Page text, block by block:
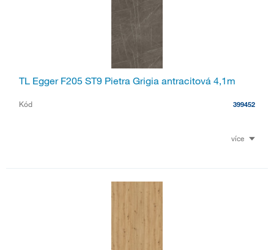
TL Egger F205 ST9 Pietra Grigia antracitová 4,1m
Kód 399452
více